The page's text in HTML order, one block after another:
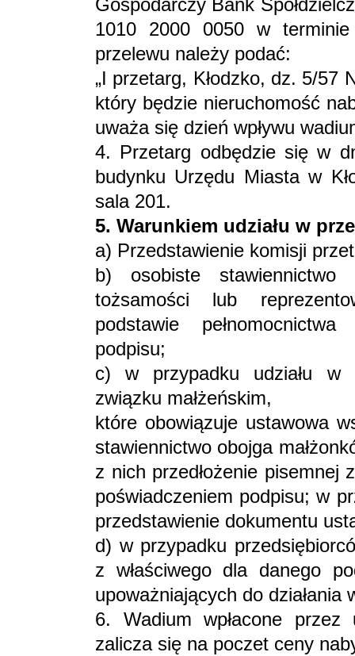
1010 2000 0050 w
przelewu należy podać:
„I przetarg, Kłodzko, dz. 5/57
który będzie nieruchomość
uważa się dzień wpływu
4. Przetarg odbędzie się w
budynku Urzędu Miasta w
sala 201.
5. Warunkiem udziału w
a) Przedstawienie komisji
b) osobiste
tożsamości lub
podstawie
podpisu;
c) w przypadku udziału w
związku małżeńskim,
które obowiązuje ustawowa
stawiennictwo obojga
z nich przedłożenie pisemnej
poświadczeniem podpisu; w
przedstawienie dokumentu
d) w przypadku
z właściwego dla danego
upoważniających do działania
6. Wadium wpłacone
zalicza się na poczet ceny